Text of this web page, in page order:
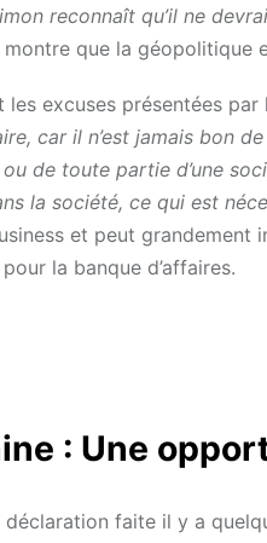
reconnaît qu’il ne
que la géopolitique
les excuses présentées
car il n’est jamais bon
de toute partie d’une
la société, ce qui est
et peut grandement
la banque d’affaires.
: Une
déclaration faite il y a